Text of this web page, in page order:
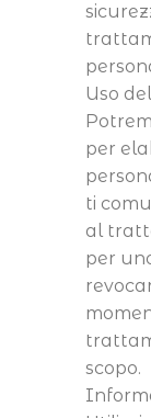
Uso
per
ti
al
per
scopo.